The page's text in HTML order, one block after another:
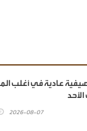
عادية في أغلب
2026-08-07